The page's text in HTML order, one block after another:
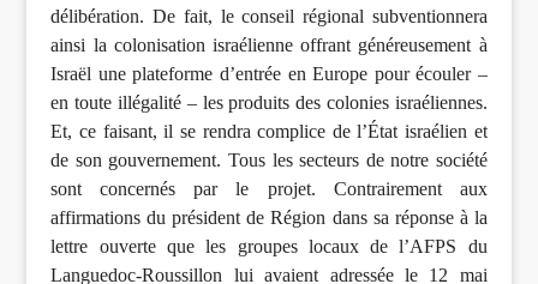
délibération. De fait, le conseil régional subventionnera
ainsi la colonisation israélienne offrant généreusement à
Israël une plateforme d’entrée en Europe pour écouler –
en toute illégalité – les produits des colonies israéliennes.
Et, ce faisant, il se rendra complice de l’État israélien et
de son gouvernement. Tous les secteurs de notre société
sont concernés par le projet. Contrairement aux
affirmations du président de Région dans sa réponse à la
lettre ouverte que les groupes locaux de l’AFPS du
Languedoc-Roussillon lui avaient adressée le 12 mai